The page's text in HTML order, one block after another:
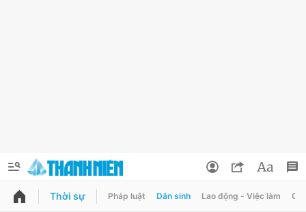
QUẢNG CÁO
Thời sự Pháp luật Dân sinh Lao động - Việc làm